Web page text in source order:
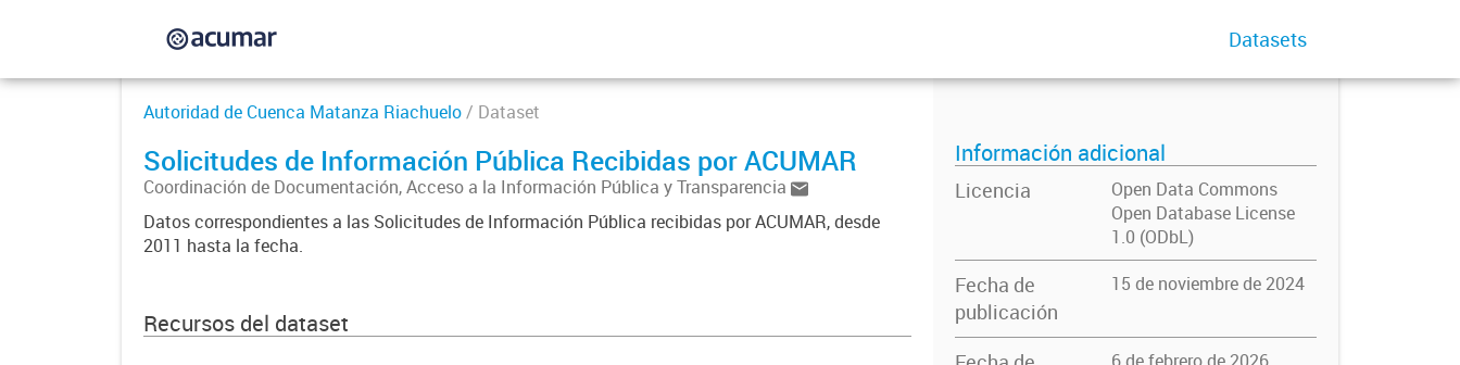
Datasets
Autoridad de Cuenca Matanza Riachuelo/ Dataset
Solicitudes de Información Pública Recibidas por ACUMAR
Coordinación de Documentación, Acceso a la Información Pública y Transparencia
Datos correspondientes a las Solicitudes de Información Pública recibidas por ACUMAR, desde
2011 hasta la fecha.
Recursos del dataset
Información adicional
Licencia
Open Data Commons
Open Database License
1.0 (ODbL)
Fecha de
publicación
15 de noviembre de 2024